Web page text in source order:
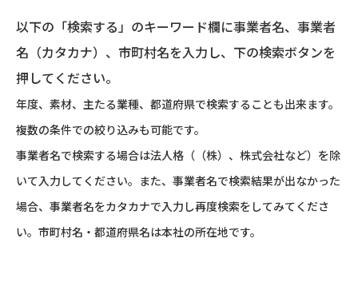
以下の「検索する」のキーワード欄に事業者名、事業者
名（カタカナ）、市町村名を入力し、下の検索ボタンを
押してください。
年度、素材、主たる業種、都道府県で検索することも出来ます。
複数の条件での絞り込みも可能です。
事業者名で検索する場合は法人格（（株）、株式会社など）を除
いて入力してください。また、事業者名で検索結果が出なかった
場合、事業者名をカタカナで入力し再度検索をしてみてくださ
い。市町村名・都道府県名は本社の所在地です。